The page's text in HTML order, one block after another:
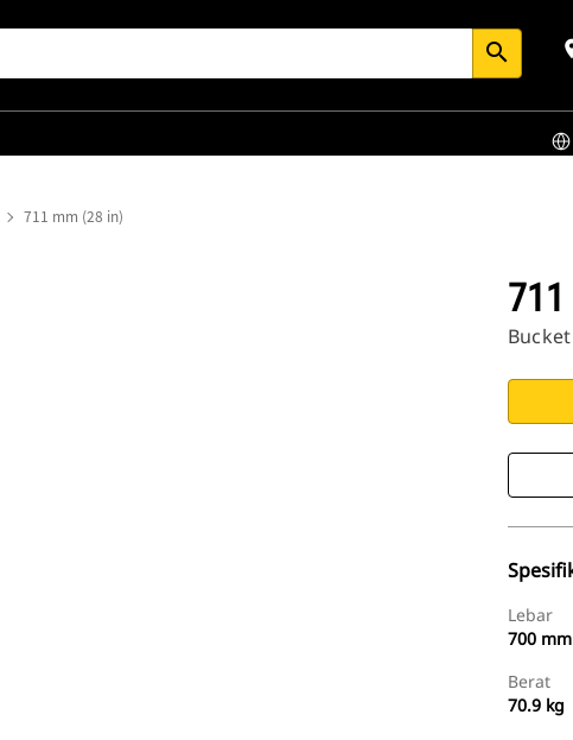
search
711 mm (28 in)
Lebar
700 mm
Berat
70.9 kg